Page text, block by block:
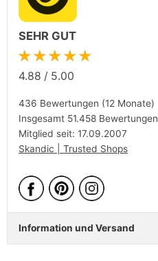
SEHR GUT
★★★★★
4.88 / 5.00
436 Bewertungen (12 Monate)
Insgesamt 51.458 Bewertungen
Mitglied seit: 17.09.2007
Skandic | Trusted Shops
Information und Versand